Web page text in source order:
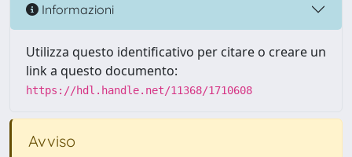
Informazioni
Utilizza questo identificativo per citare o creare un
link a questo documento:
https://hdl.handle.net/11368/1710608
Avviso